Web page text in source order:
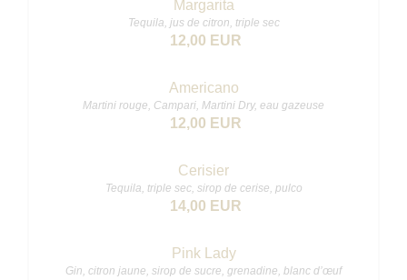
Margarita
Tequila, jus de citron, triple sec
12,00 EUR
Americano
Martini rouge, Campari, Martini Dry, eau gazeuse
12,00 EUR
Cerisier
Tequila, triple sec, sirop de cerise, pulco
14,00 EUR
Pink Lady
Gin, citron jaune, sirop de sucre, grenadine, blanc d’œuf